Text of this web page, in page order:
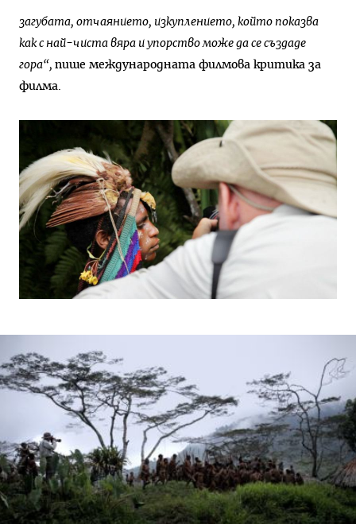
загубата, отчаянието, изкуплението, който показва
как с най-чиста вяра и упорство може да се създаде
гора“, пише международната филмова критика за
филма.